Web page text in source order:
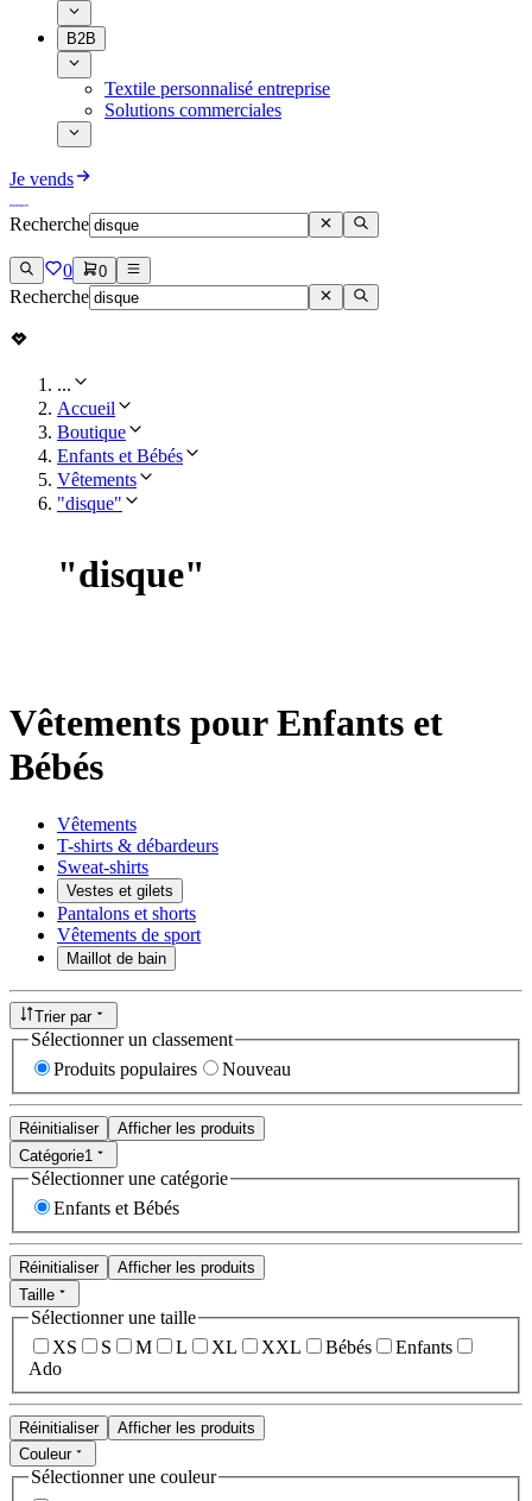
B2B
Textile personnalisé entreprise
Solutions commerciales
Je vends
Recherche
0 0
Recherche
...
Accueil
Boutique
Enfants et Bébés
Vêtements
"disque"
"disque"
Vêtements pour Enfants et
Bébés
Vêtements
T-shirts & débardeurs
Sweat-shirts
Vestes et gilets
Pantalons et shorts
Vêtements de sport
Maillot de bain
Trier par
Sélectionner un classement
Produits populaires
Nouveau
Réinitialiser
Afficher les produits
Catégorie1
Sélectionner une catégorie
Enfants et Bébés
Réinitialiser
Afficher les produits
Taille
Sélectionner une taille
XS
S M L XL XXL Bébés
Enfants
Ado
Réinitialiser
Afficher les produits
Couleur
Sélectionner une couleur